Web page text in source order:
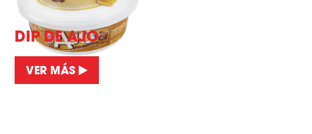
DIP DE AJO
VER MÁS